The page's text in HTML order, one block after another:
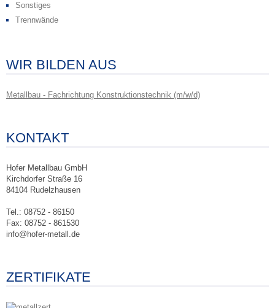
Sonstiges
Trennwände
WIR BILDEN AUS
Metallbau - Fachrichtung Konstruktionstechnik (m/w/d)
KONTAKT
Hofer Metallbau GmbH
Kirchdorfer Straße 16
84104 Rudelzhausen
Tel.: 08752 - 86150
Fax: 08752 - 861530
info@hofer-metall.de
ZERTIFIKATE